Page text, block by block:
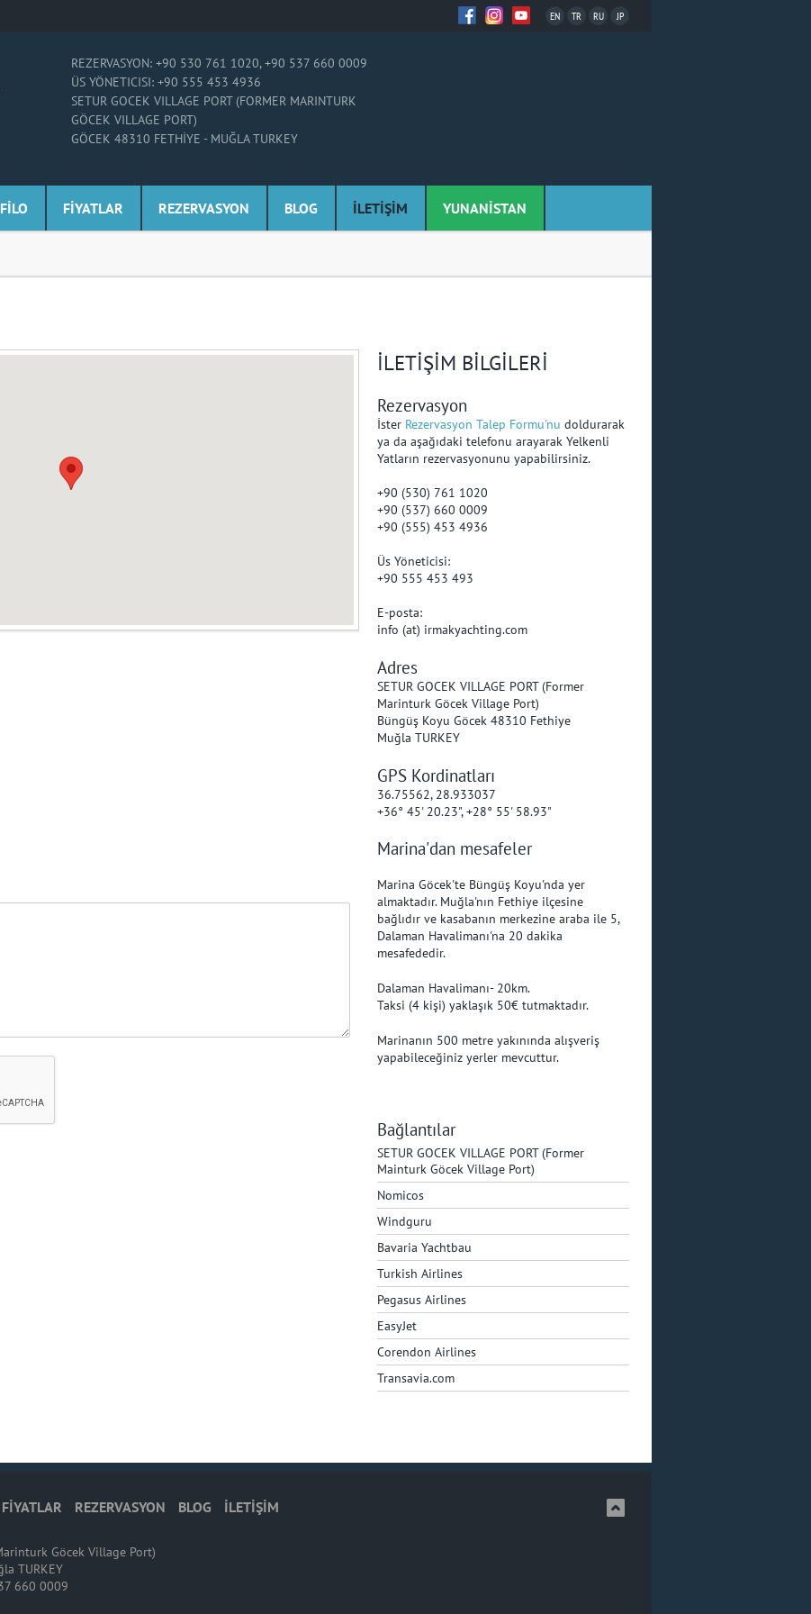
EN TR RU JP
REZERVASYON: +90 530 761 1020, +90 537 660 0009
ÜS YÖNETICISI: +90 555 453 4936
SETUR GOCEK VILLAGE PORT (FORMER MARINTURK
GÖCEK VILLAGE PORT)
GÖCEK 48310 FETHİYE - MUĞLA TURKEY
FİLO FİYATLAR REZERVASYON BLOG İLETİŞİM YUNANİSTAN
İLETİŞİM BİLGİLERİ
Rezervasyon
İster Rezervasyon Talep Formu'nu doldurarak
ya da aşağıdaki telefonu arayarak Yelkenli
Yatların rezervasyonunu yapabilirsiniz.
+90 (530) 761 1020
+90 (537) 660 0009
+90 (555) 453 4936
Üs Yöneticisi:
+90 555 453 493
E-posta:
info (at) irmakyachting.com
Adres
SETUR GOCEK VILLAGE PORT (Former
Marinturk Göcek Village Port)
Büngüş Koyu Göcek 48310 Fethiye
Muğla TURKEY
GPS Kordinatları
36.75562, 28.933037
+36° 45' 20.23", +28° 55' 58.93"
Marina'dan mesafeler
Marina Göcek'te Büngüş Koyu'nda yer
almaktadır. Muğla'nın Fethiye ilçesine
bağlıdır ve kasabanın merkezine araba ile 5,
Dalaman Havalimanı'na 20 dakika
mesafededir.
Dalaman Havalimanı- 20km.
Taksi (4 kişi) yaklaşık 50€ tutmaktadır.
Marinanın 500 metre yakınında alışveriş
yapabileceğiniz yerler mevcuttur.
Bağlantılar
SETUR GOCEK VILLAGE PORT (Former
Mainturk Göcek Village Port)
Nomicos
Windguru
Bavaria Yachtbau
Turkish Airlines
Pegasus Airlines
EasyJet
Corendon Airlines
Transavia.com
FİYATLAR REZERVASYON BLOG İLETİŞİM
Göcek Village Port)
TURKEY
660 0009